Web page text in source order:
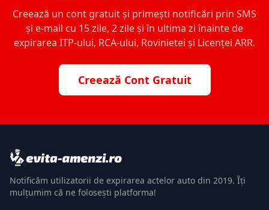
Creează un cont gratuit și primești notificări prin SMS
și e-mail cu 15 zile, 2 zile și în ultima zi înainte de
expirarea ITP-ului, RCA-ului, Rovinietei și Licenței ARR.
Creează Cont Gratuit
Notificăm utilizatorii de expirarea actelor auto din 2019. Îți
mulțumim că ne folosești platforma!